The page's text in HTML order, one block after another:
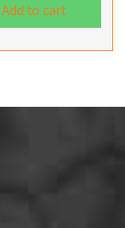
Add to cart